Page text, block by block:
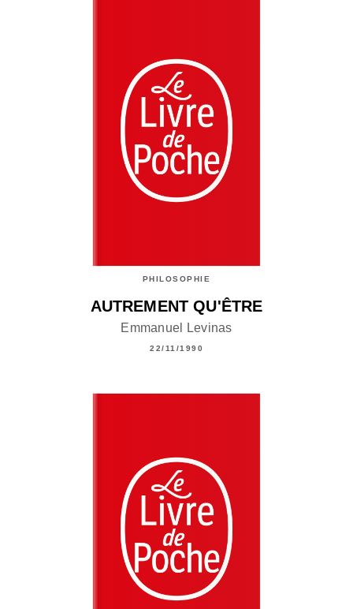
PHILOSOPHIE
AUTREMENT QU'ÊTRE
Emmanuel Levinas
22/11/1990